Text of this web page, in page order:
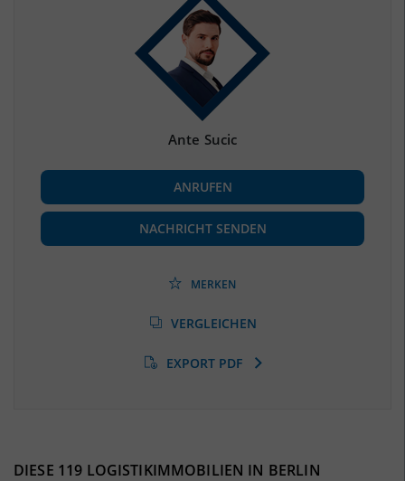
(Landkreis / Kreisfreie Stadt)
BESCHÄFTIGUNG
Beschäftigte
(Landkreis / Kreisfreie Stadt)
(Landkreis / Kreisfreie Stadt)
Ante Sucic
ANRUFEN
NACHRICHT SENDEN
MERKEN
VERGLEICHEN
EXPORT PDF
DIESE 119 LOGISTIKIMMOBILIEN IN BERLIN